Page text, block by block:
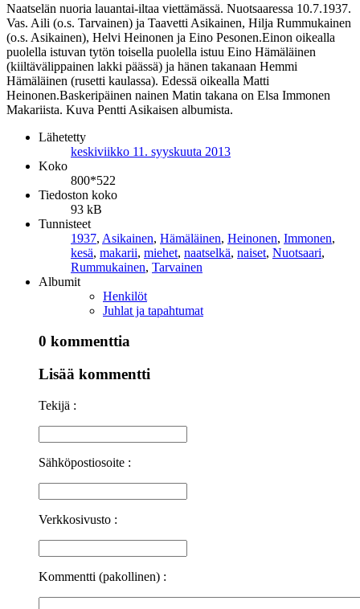
Naatselän nuoria lauantai-iltaa viettämässä. Nuotsaaressa 10.7.1937.
Vas. Aili (o.s. Tarvainen) ja Taavetti Asikainen, Hilja Rummukainen
(o.s. Asikainen), Helvi Heinonen ja Eino Pesonen.Einon oikealla
puolella istuvan tytön toisella puolella istuu Eino Hämäläinen
(kiiltävälippainen lakki päässä) ja hänen takanaan Hemmi
Hämäläinen (rusetti kaulassa). Edessä oikealla Matti
Heinonen.Baskeripäinen nainen Matin takana on Elsa Immonen
Makariista. Kuva Pentti Asikaisen albumista.
Lähetetty
keskiviikko 11. syyskuuta 2013
Koko
800*522
Tiedoston koko
93 kB
Tunnisteet
1937, Asikainen, Hämäläinen, Heinonen, Immonen,
kesä, makarii, miehet, naatselkä, naiset, Nuotsaari,
Rummukainen, Tarvainen
Albumit
Henkilöt
Juhlat ja tapahtumat
0 kommenttia
Lisää kommentti
Tekijä :
Sähköpostiosoite :
Verkkosivusto :
Kommentti (pakollinen) :